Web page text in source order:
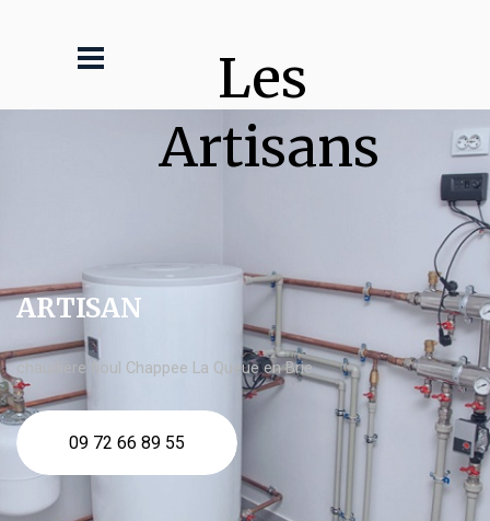
Les
Artisans
ARTISAN
chaudière fioul Chappee La Queue en Brie
09 72 66 89 55